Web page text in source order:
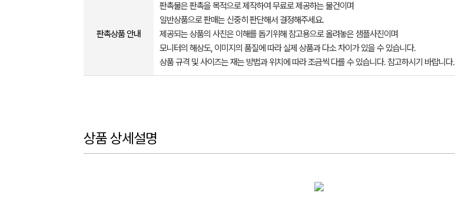
판촉상품 안내
판촉물은 판촉을 목적으로 제작하여 무료로 제공하는 물건이며
일반상품으로 판매는 신중히 판단해서 결정해주세요.
제공되는 상품의 사진은 이해를 돕기위해 참고용으로 올려놓은 샘플사진이며
모니터의 해상도, 이미지의 품질에 따라 실제 상품과 다소 차이가 있을 수 있습니다.
상품 규격 및 사이즈는 재는 방법과 위치에 따라 조금씩 다를 수 있습니다. 참고하시기 바랍니다.
상품 상세설명